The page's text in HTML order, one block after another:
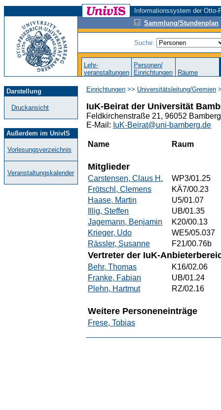
Informationssystem der
Sammlung/Stundenplan
Suche:
Lehr-
veranstaltungen
Personen/
Einrichtungen
Räume
Darstellung
Druckansicht
Außerdem im UnivIS
Vorlesungsverzeichnis
Veranstaltungskalender
Einrichtungen >> Universitätsleitung/Gremien
IuK-Beirat der Universität
Feldkirchenstraße 21, 96052
E-Mail: IuK-Beirat@uni-bamberg.de
Name Raum
Mitglieder
Carstensen, Claus H.
WP3/01.25
Frötschl, Clemens
KÄ7/00.23
Haase, Martin
U5/01.07
Illig, Steffen
UB/01.35
Jagemann, Benjamin
K20/00.13
Krieger, Udo
WE5/05.037
Rässler, Susanne
F21/00.76b
Vertreter der IuK-
Behr, Thomas
K16/02.06
Franke, Fabian
UB/01.24
Plehn, Hartmut
RZ/02.16
Weitere Personeneinträge
Frese, Tobias